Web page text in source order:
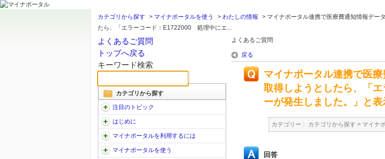
カテゴリから探す > マイナポータルを使う > わたしの情報 > マイナポータル連携で医療費通知情報デー
たら、「エラーコード：E1722000 処理中にエ...
よくあるご質問
トップへ戻る
キーワード検索
カテゴリから探す
注目のトピック
はじめに
マイナポータルを利用するには
マイナポータルを使う
よくあるご質問
戻る
マイナポータル連携で医
取得しようとしたら、「
ーが発生しました。」と表
カテゴリー : カテゴリから探す > マイナ
回答